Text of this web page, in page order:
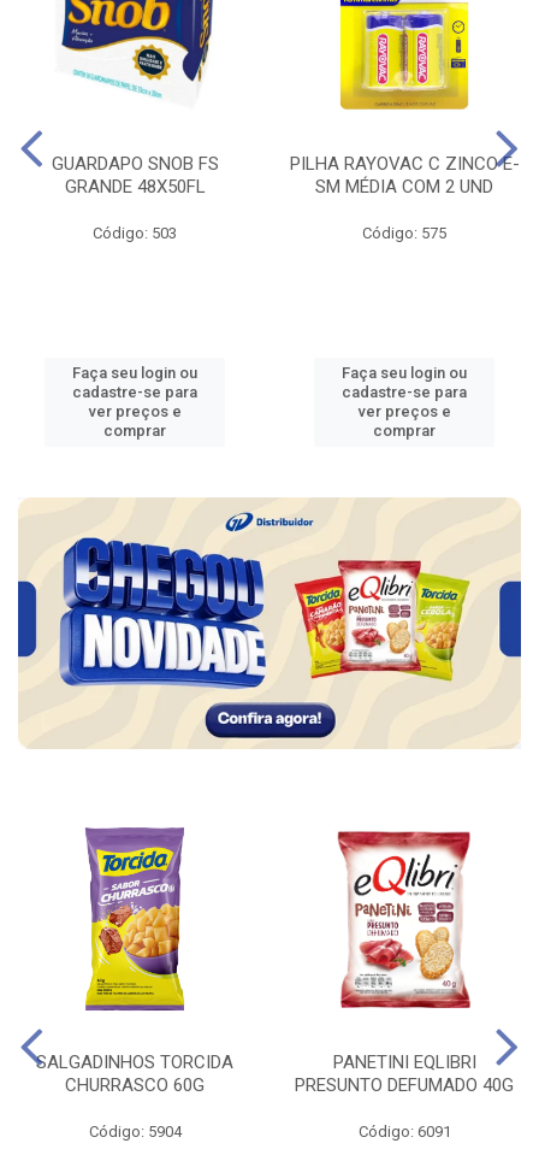
GUARDAPO SNOB FS
GRANDE 48X50FL
Código: 503
Faça seu login ou
cadastre-se para
ver preços e
comprar
PILHA RAYOVAC C ZINCO E-
SM MÉDIA COM 2 UND
Código: 575
Faça seu login ou
cadastre-se para
ver preços e
comprar
SALGADINHOS TORCIDA
CHURRASCO 60G
Código: 5904
PANETINI EQLIBRI
PRESUNTO DEFUMADO 40G
Código: 6091